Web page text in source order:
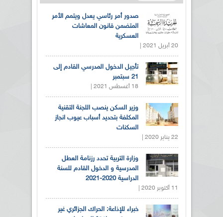
صدور أمر رئاسي يعدل ويتمم الأمر
المتضمن قانون المعاشات
العسكرية
20 أبريل 2021 |
تأجيل الدخول المدرسي القادم إلى
21 سبتمبر
18 أغسطس 2021 |
وزير السكن ينصب اللجنة التقنية
المكلفة بتحديد أسباب عيوب انجاز
السكنات
22 يناير 2020 |
وزارة التربية تحدد رزنامة العطل
المدرسية و الدخول القادم للسنة
الدراسية 2020-2021
11 أكتوبر 2020 |
خبراء للإذاعة: الحراك الجزائري غير